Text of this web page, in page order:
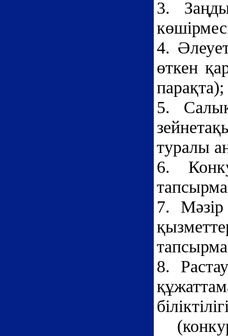
3. Заңды
4.
өткен
парақта);
5.
туралы
6.
7.
8.